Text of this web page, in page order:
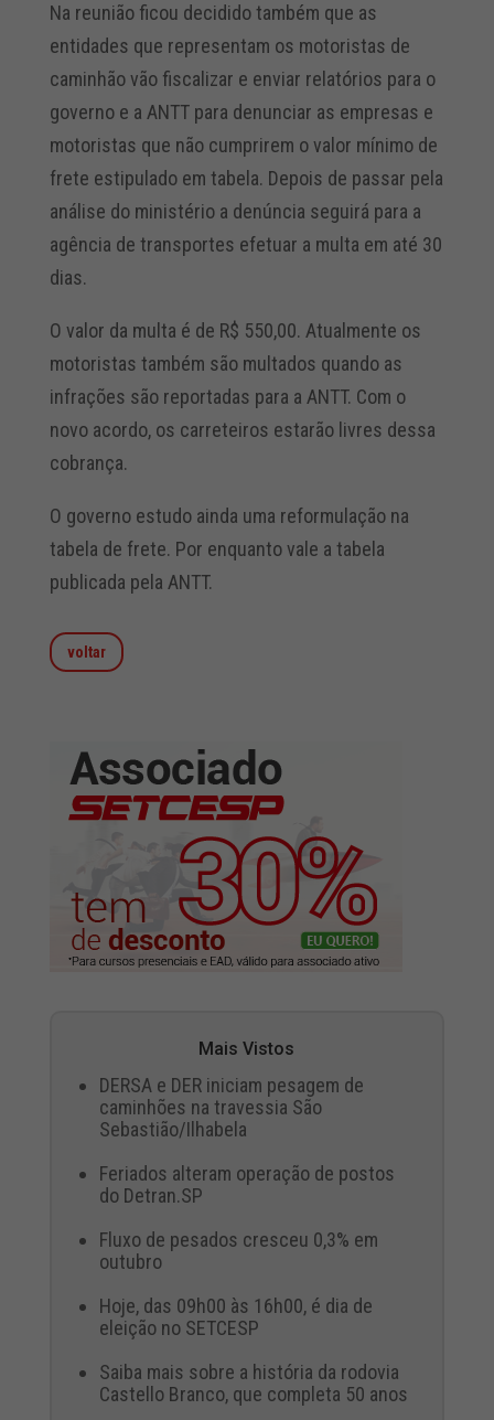
Na reunião ficou decidido também que as
entidades que representam os motoristas de
caminhão vão fiscalizar e enviar relatórios para o
governo e a ANTT para denunciar as empresas e
motoristas que não cumprirem o valor mínimo de
frete estipulado em tabela. Depois de passar pela
análise do ministério a denúncia seguirá para a
agência de transportes efetuar a multa em até 30
dias.
O valor da multa é de R$ 550,00. Atualmente os
motoristas também são multados quando as
infrações são reportadas para a ANTT. Com o
novo acordo, os carreteiros estarão livres dessa
cobrança.
O governo estudo ainda uma reformulação na
tabela de frete. Por enquanto vale a tabela
publicada pela ANTT.
voltar
Mais Vistos
DERSA e DER iniciam pesagem de
caminhões na travessia São
Sebastião/Ilhabela
Feriados alteram operação de postos
do Detran.SP
Fluxo de pesados cresceu 0,3% em
outubro
Hoje, das 09h00 às 16h00, é dia de
eleição no SETCESP
Saiba mais sobre a história da rodovia
Castello Branco, que completa 50 anos